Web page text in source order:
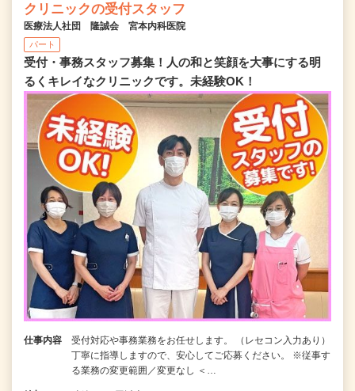
クリニックの受付スタッフ
医療法人社団 隆誠会 宮本内科医院
パート
受付・事務スタッフ募集！人の和と笑顔を大事にする明
るくキレイなクリニックです。未経験OK！
仕事内容
受付対応や事務業務をお任せします。 （レセコン入力あり）
丁寧に指導しますので、安心してご応募ください。 ※従事す
る業務の変更範囲／変更なし ＜…